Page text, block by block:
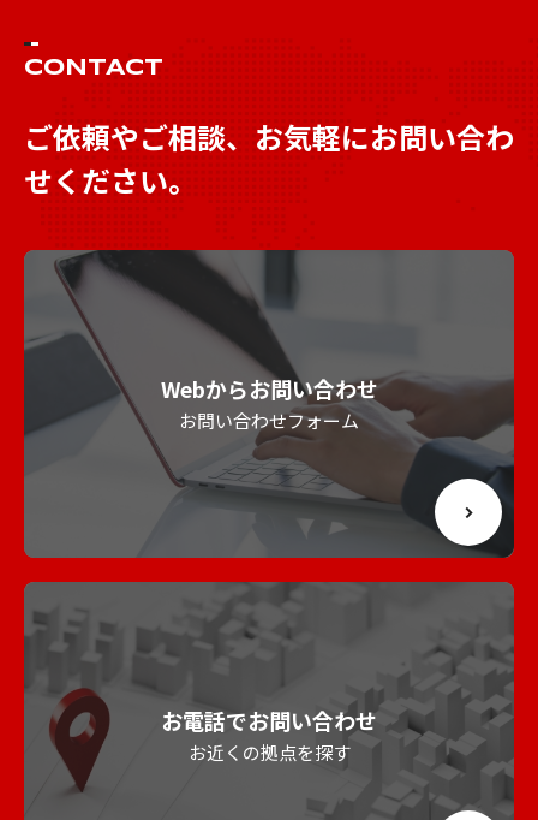
CONTACT
ご依頼やご相談、お気軽にお問い合わ
せください。
Webからお問い合わせ
お問い合わせフォーム
お電話でお問い合わせ
お近くの拠点を探す